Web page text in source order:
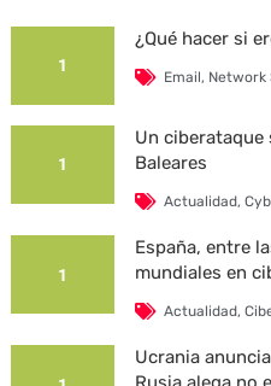
1
¿Qué hacer si
Email, Network
1
Un ciberataque
Baleares
Actualidad,
1
España, entre
mundiales en
Actualidad,
Ucrania